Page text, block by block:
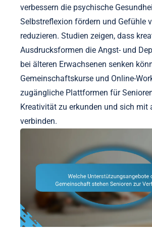
verbessern die psychische
Selbstreflexion fördern und Gefühle
reduzieren. Studien zeigen, dass
Ausdrucksformen die Angst- und
bei älteren Erwachsenen senken
Gemeinschaftskurse und Online-
zugängliche Plattformen für
Kreativität zu erkunden und sich mit
verbinden.